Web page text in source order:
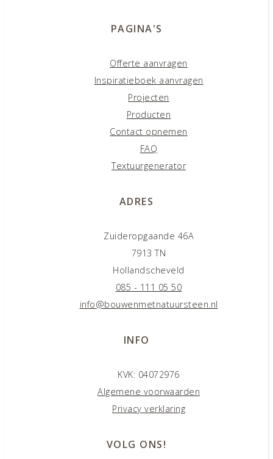
PAGINA'S
Offerte aanvragen
Inspiratieboek aanvragen
Projecten
Producten
Contact opnemen
FAQ
Textuurgenerator
ADRES
Zuideropgaande 46A
7913 TN
Hollandscheveld
085 - 111 05 50
info@bouwenmetnatuursteen.nl
INFO
KVK: 04072976
Algemene voorwaarden
Privacy verklaring
VOLG ONS!